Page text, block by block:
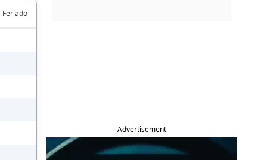
Feriado
Advertisement